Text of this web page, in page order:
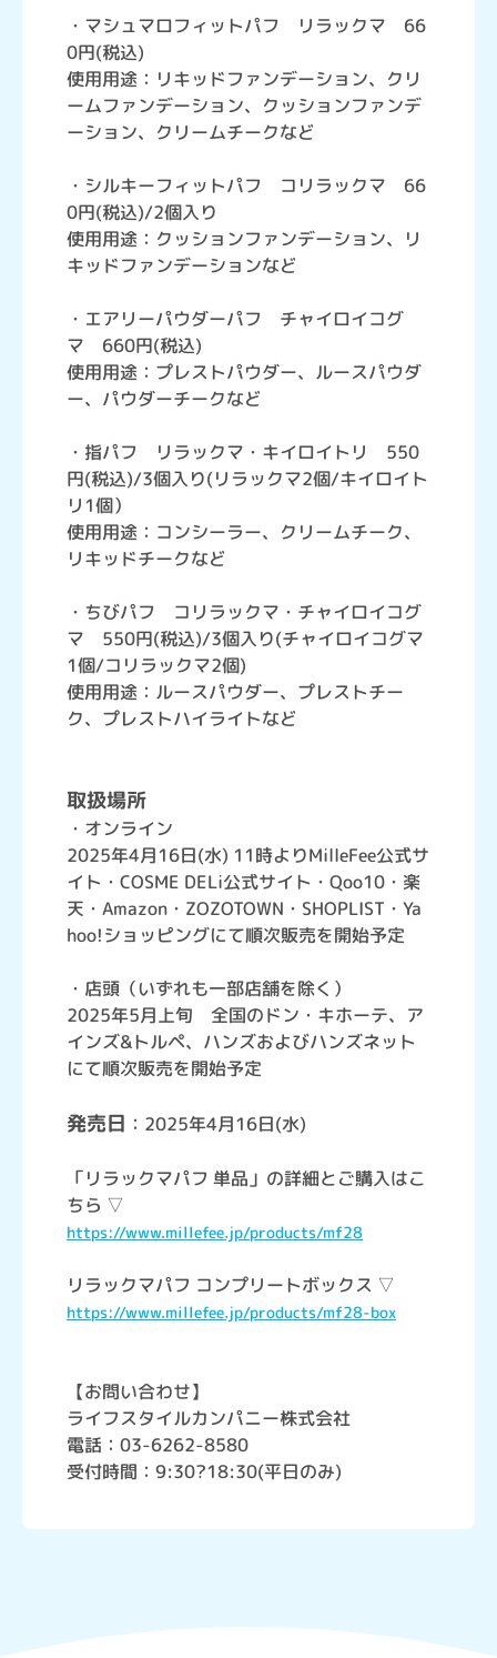
・マシュマロフィットパフ リラックマ 66
0円(税込)
使用用途：リキッドファンデーション、クリ
ームファンデーション、クッションファンデ
ーション、クリームチークなど
・シルキーフィットパフ コリラックマ 66
0円(税込)/2個入り
使用用途：クッションファンデーション、リ
キッドファンデーションなど
・エアリーパウダーパフ チャイロイコグ
マ 660円(税込)
使用用途：プレストパウダー、ルースパウダ
ー、パウダーチークなど
・指パフ リラックマ・キイロイトリ 550
円(税込)/3個入り(リラックマ2個/キイロイト
リ1個）
使用用途：コンシーラー、クリームチーク、
リキッドチークなど
・ちびパフ コリラックマ・チャイロイコグ
マ 550円(税込)/3個入り(チャイロイコグマ
1個/コリラックマ2個)
使用用途：ルースパウダー、プレストチー
ク、プレストハイライトなど
取扱場所
・オンライン
2025年4月16日(水) 11時よりMilleFee公式サ
イト・COSME DELi公式サイト・Qoo10・楽
天・Amazon・ZOZOTOWN・SHOPLIST・Ya
hoo!ショッピングにて順次販売を開始予定
・店頭（いずれも一部店舗を除く）
2025年5月上旬 全国のドン・キホーテ、ア
インズ&トルペ、ハンズおよびハンズネット
にて順次販売を開始予定
発売日 ：2025年4月16日(水)
「リラックマパフ 単品」の詳細とご購入はこ
ちら ▽
https://www.millefee.jp/products/mf28
リラックマパフ コンプリートボックス ▽
https://www.millefee.jp/products/mf28-box
【お問い合わせ】
ライフスタイルカンパニー株式会社
電話：03-6262-8580
受付時間：9:30?18:30(平日のみ)